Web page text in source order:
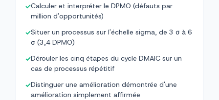
✓Calculer et interpréter le DPMO (défauts par
million d'opportunités)
✓Situer un processus sur l'échelle sigma, de 3 σ à 6
σ (3,4 DPMO)
✓Dérouler les cinq étapes du cycle DMAIC sur un
cas de processus répétitif
✓Distinguer une amélioration démontrée d'une
amélioration simplement affirmée